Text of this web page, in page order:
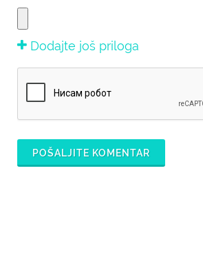
Dodajte još priloga
POŠALJITE KOMENTAR